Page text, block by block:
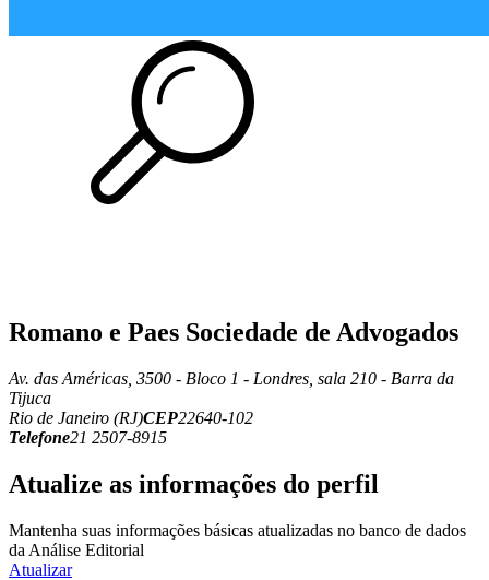
Romano e Paes Sociedade de Advogados
Av. das Américas, 3500 - Bloco 1 - Londres, sala 210 - Barra da
Tijuca
Rio de Janeiro (RJ)CEP22640-102
Telefone21 2507-8915
Atualize as informações do perfil
Mantenha suas informações básicas atualizadas no banco de dados
da Análise Editorial
Atualizar